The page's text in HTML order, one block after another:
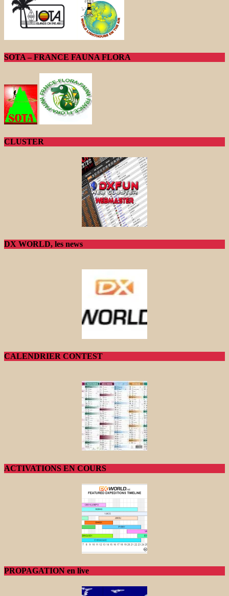
SOTA – FRANCE FAUNA FLORA
CLUSTER
DX WORLD, les news
CALENDRIER CONTEST
ACTIVATIONS EN COURS
PROPAGATION en live